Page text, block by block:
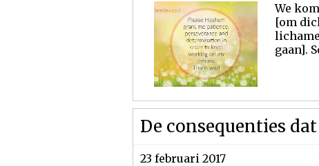
We
[om
gaan].
De consequenties
23 februari 2017